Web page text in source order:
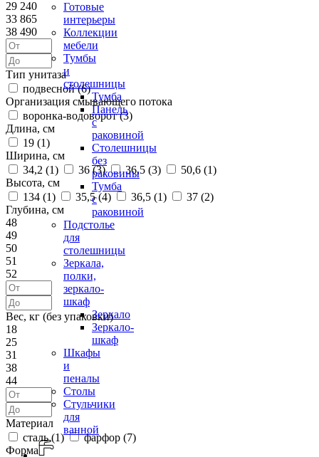
Готовые
интерьеры
Коллекции
мебели
Тумбы
и
столешницы
Тумба
Панель
с
раковиной
Столешницы
без
раковины
Тумба
с
раковиной
Подстолье
для
столешницы
Зеркала,
полки,
зеркало-
шкаф
Зеркало
Зеркало-
шкаф
Шкафы
и
пеналы
Столы
Стульчики
для
ванной
29 240
33 865
38 490
Тип унитаза
подвесной (6)
Организация смывающего потока
воронка-водоворот (3)
Длина, см
19 (1)
Ширина, см
34,2 (1) 36 (3) 36,5 (3) 50,6 (1)
Высота, см
134 (1) 35,5 (4) 36,5 (1) 37 (2)
Глубина, см
48
49
50
51
52
Вес, кг (без упаковки)
18
25
31
38
44
Материал
сталь (1) фарфор (7)
Форма